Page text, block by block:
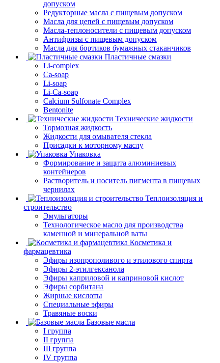
допуском
Редукторные масла с пищевым допуском
Масла для цепей с пищевым допуском
Масла-теплоносители с пищевым допуском
Антифризы с пищевым допуском
Масла для бортиков бумажных стаканчиков
Пластичные смазки
Li-complex
Ca-soap
Li-soap
Li-Ca-soap
Calcium Sulfonate Complex
Bentonite
Технические жидкости
Тормозная жидкость
Жидкости для омывателя стекла
Присадки к моторному маслу
Упаковка
Формирование и защита алюминиевых
контейнеров
Растворитель и носитель пигмента в пищевых
чернилах
Теплоизоляция и
строительство
Эмульгаторы
Технологическое масло для производства
каменной и минеральной ваты
Косметика и
фармацевтика
Эфиры изопрополивого и этилового спирта
Эфиры 2-этилгексанола
Эфиры каприловой и каприновой кислот
Эфиры сорбитана
Жирные кислоты
Специальные эфиры
Травяные воски
Базовые масла
I группа
II группа
III группа
IV группа